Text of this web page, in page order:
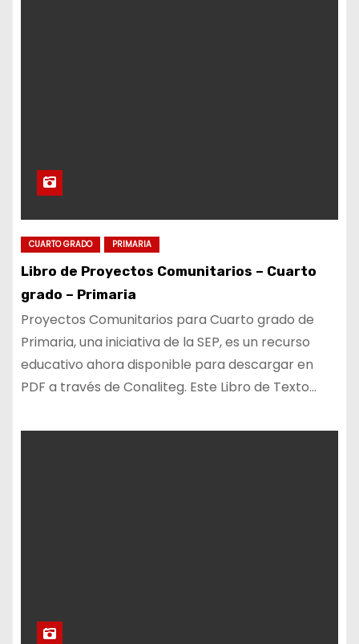
CUARTO GRADO PRIMARIA
Libro de Proyectos Comunitarios – Cuarto
grado – Primaria
Proyectos Comunitarios para Cuarto grado de
Primaria, una iniciativa de la SEP, es un recurso
educativo ahora disponible para descargar en
PDF a través de Conaliteg. Este Libro de Texto…